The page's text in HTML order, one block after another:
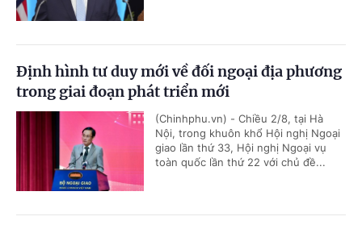
Định hình tư duy mới về đối ngoại địa phương
trong giai đoạn phát triển mới
(Chinhphu.vn) - Chiều 2/8, tại Hà
Nội, trong khuôn khổ Hội nghị Ngoại
giao lần thứ 33, Hội nghị Ngoại vụ
toàn quốc lần thứ 22 với chủ đề...